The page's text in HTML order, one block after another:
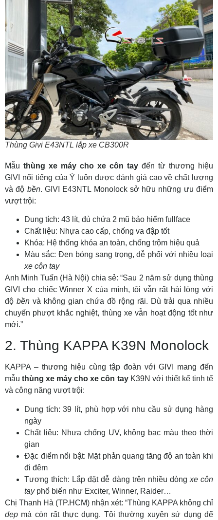
Thùng Givi E43NTL lắp xe CB300R
Mẫu thùng xe máy cho xe côn tay đến từ thương hiệu
GIVI nổi tiếng của Ý luôn được đánh giá cao về chất lượng
và độ bền. GIVI E43NTL Monolock sở hữu những ưu điểm
vượt trội:
Dung tích: 43 lít, đủ chứa 2 mũ bảo hiểm fullface
Chất liệu: Nhựa cao cấp, chống va đập tốt
Khóa: Hệ thống khóa an toàn, chống trộm hiệu quả
Màu sắc: Đen bóng sang trọng, dễ phối với nhiều loại
xe côn tay
Anh Minh Tuấn (Hà Nội) chia sẻ: “Sau 2 năm sử dụng thùng
GIVI cho chiếc Winner X của mình, tôi vẫn rất hài lòng với
độ bền và không gian chứa đồ rộng rãi. Dù trải qua nhiều
chuyến phượt khắc nghiệt, thùng xe vẫn hoạt động tốt như
mới.”
2. Thùng KAPPA K39N Monolock
KAPPA – thương hiệu cùng tập đoàn với GIVI mang đến
mẫuthùng xe máy cho xe côn tayK39N với thiết kế tinh tế
và công năng vượt trội:
Dung tích: 39 lít, phù hợp với nhu cầu sử dụng hàng
ngày
Chất liệu: Nhựa chống UV, không bạc màu theo thời
gian
Đặc điểm nổi bật: Mặt phản quang tăng độ an toàn khi
đi đêm
Tương thích: Lắp đặt dễ dàng trên nhiều dòng xe côn
tayphổ biến như Exciter, Winner, Raider…
Chị Thanh Hà (TP.HCM) nhận xét: “Thùng KAPPA không chỉ
đẹp mà còn rất thực dụng. Tôi thường xuyên sử dụng để